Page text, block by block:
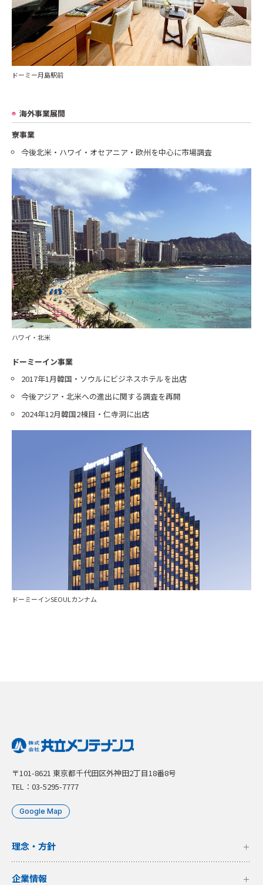
ドーミー月島駅前
海外事業展開
寮事業
今後北米・ハワイ・オセアニア・欧州を中心に市場調査
ハワイ・北米
ドーミーイン事業
2017年1月韓国・ソウルにビジネスホテルを出店
今後アジア・北米への進出に関する調査を再開
2024年12月韓国2棟目・仁寺洞に出店
ドーミーインSEOULカンナム
〒101-8621 東京都千代田区外神田2丁目18番8号
TEL：03-5295-7777
Google Map
理念・方針
企業情報